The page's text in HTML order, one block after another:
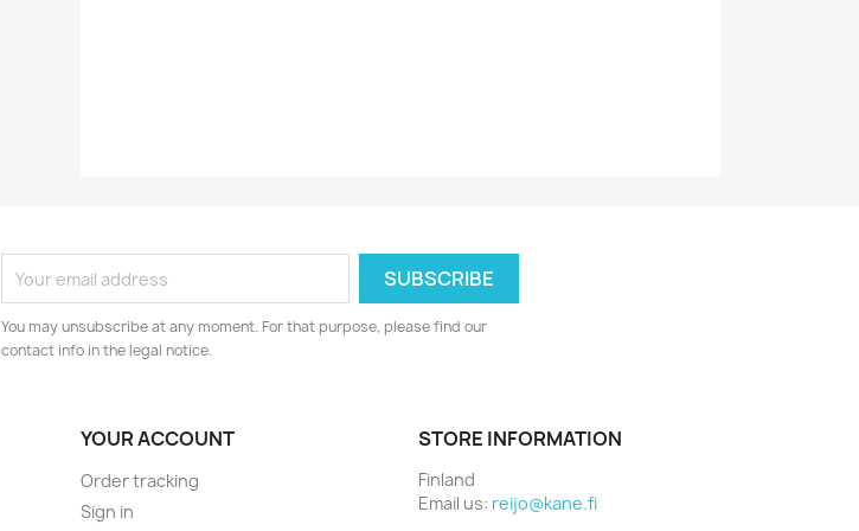
You may unsubscribe at any moment. For that purpose, please find our
contact info in the legal notice.
YOUR ACCOUNT
Order tracking
Sign in
STORE INFORMATION
Finland
Email us: reijo@kane.fi